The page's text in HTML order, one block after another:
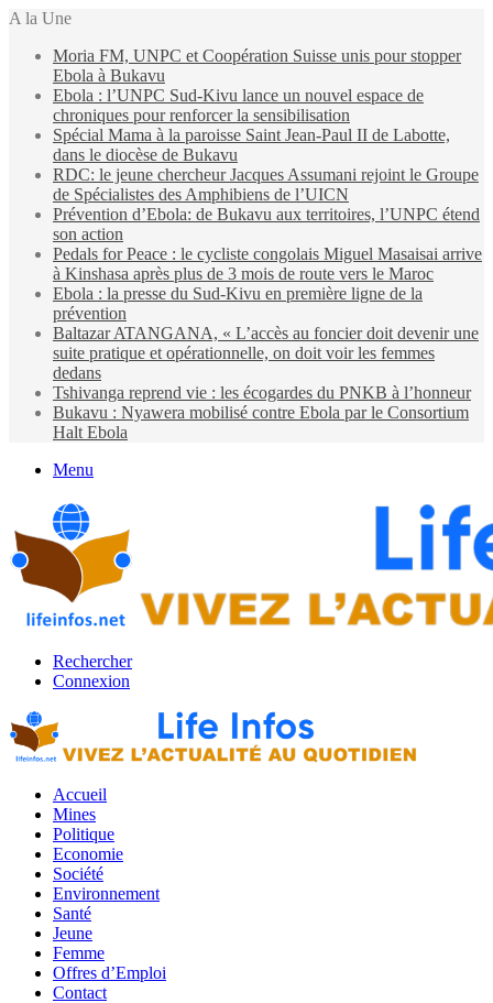
A la Une
Moria FM, UNPC et Coopération Suisse unis pour stopper
Ebola à Bukavu
Ebola : l’UNPC Sud-Kivu lance un nouvel espace de
chroniques pour renforcer la sensibilisation
Spécial Mama à la paroisse Saint Jean-Paul II de Labotte,
dans le diocèse de Bukavu
RDC: le jeune chercheur Jacques Assumani rejoint le Groupe
de Spécialistes des Amphibiens de l’UICN
Prévention d’Ebola: de Bukavu aux territoires, l’UNPC étend
son action
Pedals for Peace : le cycliste congolais Miguel Masaisai arrive
à Kinshasa après plus de 3 mois de route vers le Maroc
Ebola : la presse du Sud-Kivu en première ligne de la
prévention
Baltazar ATANGANA, « L’accès au foncier doit devenir une
suite pratique et opérationnelle, on doit voir les femmes
dedans
Tshivanga reprend vie : les écogardes du PNKB à l’honneur
Bukavu : Nyawera mobilisé contre Ebola par le Consortium
Halt Ebola
Menu
Rechercher
Connexion
Accueil
Mines
Politique
Economie
Société
Environnement
Santé
Jeune
Femme
Offres d’Emploi
Contact